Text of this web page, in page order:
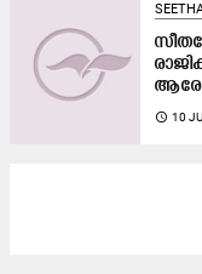
access_time 10